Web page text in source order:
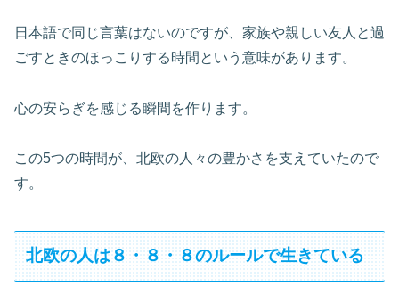
日本語で同じ言葉はないのですが、家族や親しい友人と過
ごすときのほっこりする時間という意味があります。
心の安らぎを感じる瞬間を作ります。
この5つの時間が、北欧の人々の豊かさを支えていたので
す。
北欧の人は８・８・８のルールで生きている